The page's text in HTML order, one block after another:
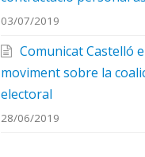
03/07/2019
Comunicat Castelló
moviment sobre la
electoral
28/06/2019